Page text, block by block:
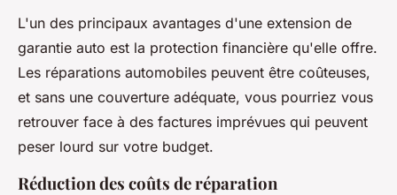
L'un des principaux avantages d'une extension de
garantie auto est la protection financière qu'elle offre.
Les réparations automobiles peuvent être coûteuses,
et sans une couverture adéquate, vous pourriez vous
retrouver face à des factures imprévues qui peuvent
peser lourd sur votre budget.
Réduction des coûts de réparation